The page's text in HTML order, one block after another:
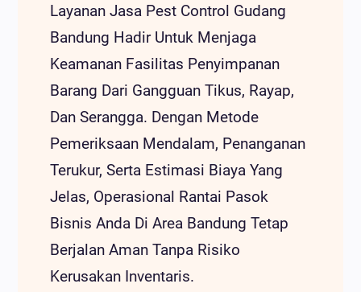
Layanan Jasa Pest Control Gudang
Bandung Hadir Untuk Menjaga
Keamanan Fasilitas Penyimpanan
Barang Dari Gangguan Tikus, Rayap,
Dan Serangga. Dengan Metode
Pemeriksaan Mendalam, Penanganan
Terukur, Serta Estimasi Biaya Yang
Jelas, Operasional Rantai Pasok
Bisnis Anda Di Area Bandung Tetap
Berjalan Aman Tanpa Risiko
Kerusakan Inventaris.